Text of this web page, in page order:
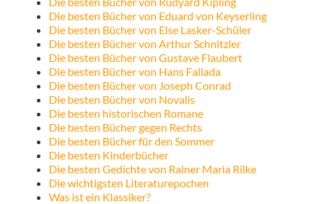
Die besten Bücher von Eduard von Keyserling
Die besten Bücher von Else Lasker-Schüler
Die besten Bücher von Arthur Schnitzler
Die besten Bücher von Gustave Flaubert
Die besten Bücher von Hans Fallada
Die besten Bücher von Joseph Conrad
Die besten Bücher von Novalis
Die besten historischen Romane
Die besten Bücher gegen Rechts
Die besten Bücher für den Sommer
Die besten Kinderbücher
Die besten Gedichte von Rainer Maria Rilke
Die wichtigsten Literaturepochen
Was ist ein Klassiker?